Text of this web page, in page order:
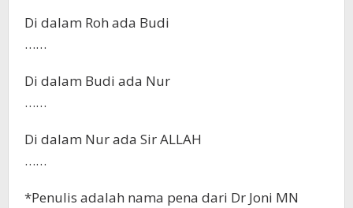
Di dalam Roh ada Budi
……
Di dalam Budi ada Nur
……
Di dalam Nur ada Sir ALLAH
……
*Penulis adalah nama pena dari Dr Joni MN